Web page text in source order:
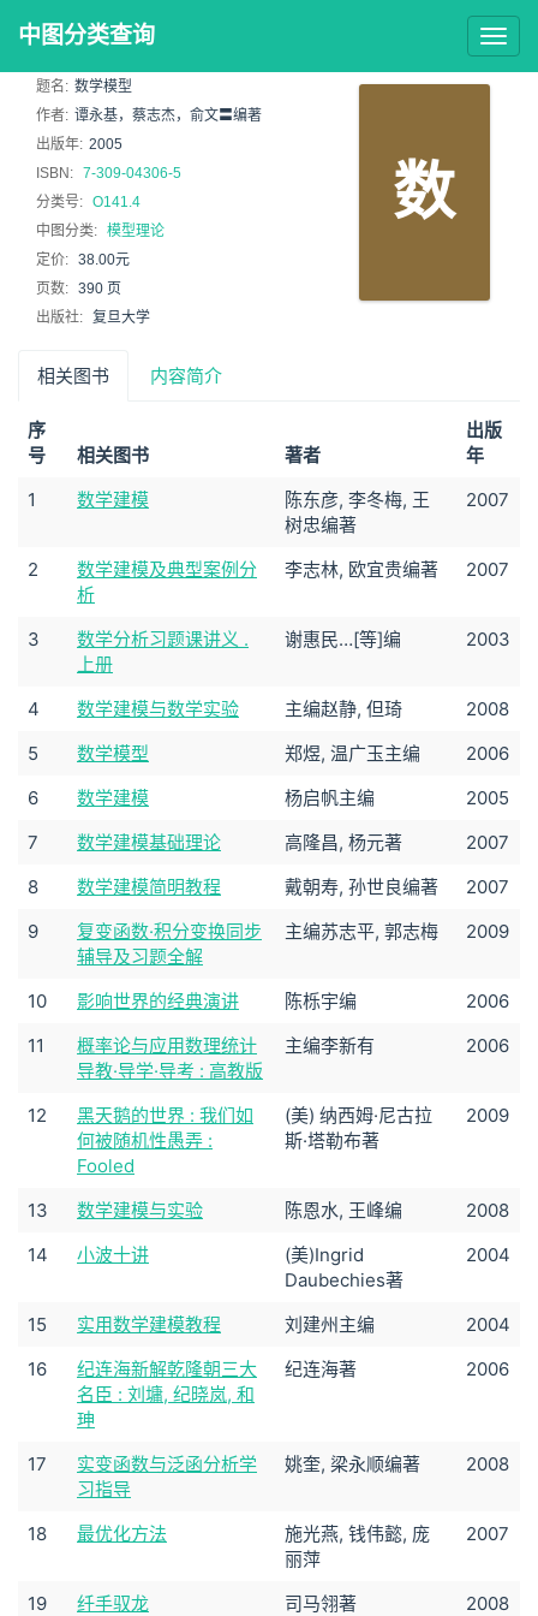
中图分类查询
数
题名: 数学模型
作者: 谭永基，蔡志杰，俞文〓编著
出版年: 2005
ISBN: 7-309-04306-5
分类号: O141.4
中图分类: 模型理论
定价: 38.00元
页数: 390 页
出版社: 复旦大学
相关图书 内容简介
序
号
相关图书 著者
出版
年
1
数学建模
陈东彦, 李冬梅, 王
树忠编著
2007
2
数学建模及典型案例分
析
李志林, 欧宜贵编著 2007
3
数学分析习题课讲义 .
上册
谢惠民…[等]编 2003
4 数学建模与数学实验 主编赵静, 但琦
2008
5
数学模型 郑煜, 温广玉主编
2006
6
数学建模 杨启帆主编
2005
7
数学建模基础理论 高隆昌, 杨元著
2007
8
数学建模简明教程 戴朝寿, 孙世良编著
2007
9
复变函数·积分变换同步
辅导及习题全解
主编苏志平, 郭志梅 2009
10 影响世界的经典演讲 陈栎宇编
2006
11
概率论与应用数理统计
导教·导学·导考 : 高教版
主编李新有 2006
12
黑天鹅的世界 : 我们如
何被随机性愚弄 :
Fooled
(美) 纳西姆·尼古拉
斯·塔勒布著
2009
13 数学建模与实验 陈恩水, 王峰编
2008
14
小波十讲
(美)Ingrid
Daubechies著
2004
15 实用数学建模教程 刘建州主编
2004
16
纪连海新解乾隆朝三大
名臣 : 刘墉, 纪晓岚, 和
珅
纪连海著 2006
17
实变函数与泛函分析学
习指导
姚奎, 梁永顺编著 2008
18 最优化方法
施光燕, 钱伟懿, 庞
丽萍
2007
19 纤手驭龙 司马翎著 2008